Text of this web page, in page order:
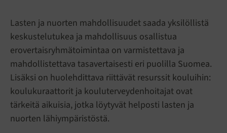
Lasten ja nuorten mahdollisuudet saada yksilöllistä
keskustelutukea ja mahdollisuus osallistua
erovertaisryhmätoimintaa on varmistettava ja
mahdollistettava tasavertaisesti eri puolilla Suomea.
Lisäksi on huolehdittava riittävät resurssit kouluihin:
koulukuraattorit ja kouluterveydenhoitajat ovat
tärkeitä aikuisia, jotka löytyvät helposti lasten ja
nuorten lähiympäristöstä.